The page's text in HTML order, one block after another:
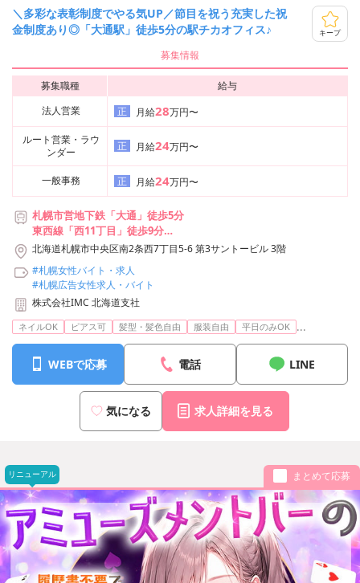
＼多彩な表彰制度でやる気UP／節目を祝う充実した祝
金制度あり◎「大通駅」徒歩5分の駅チカオフィス♪
キープ
募集情報
募集職種
給与
法人営業
正 月給28万円〜
ルート営業・ラウ
ンダー
正 月給24万円〜
一般事務 正 月給24万円〜
札幌市営地下鉄「大通」徒歩5分
東西線「西11丁目」徒歩9分
札幌市電「西8丁目」徒歩2分
北海道札幌市中央区南2条西7丁目5-6 第3サントービル 3階
#札幌女性バイト・求人
#札幌広告女性求人・バイト
株式会社IMC 北海道支社
ネイルOK ピアス可 髪型・髪色自由 服装自由 平日のみOK ...
WEBで応募 電話 LINE
気になる 求人詳細を見る
リニューアル まとめて応募